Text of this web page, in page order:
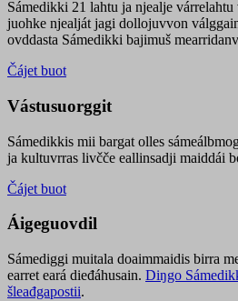
Sámedikki 21 lahtu ja njealje
juohke njealját jagi dollojuvvon
ovddasta Sámedikki bajimuš
Čájet buot
Vástusuorggit
Sámedikkis mii bargat olles
ja kultuvrras livčče eallinsadji maiddái
Čájet buot
Áigeguovdil
Sámediggi muitala doaimmaidis birra
earret eará dieđáhusain. Diŋgo
šleađgapostii.